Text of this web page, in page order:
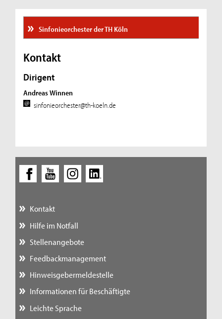
Sinfonieorchester der TH Köln
Kontakt
Dirigent
Andreas Winnen
sinfonieorchester@th-koeln.de
Kontakt
Hilfe im Notfall
Stellenangebote
Feedbackmanagement
Hinweisgebermeldestelle
Informationen für Beschäftigte
Leichte Sprache